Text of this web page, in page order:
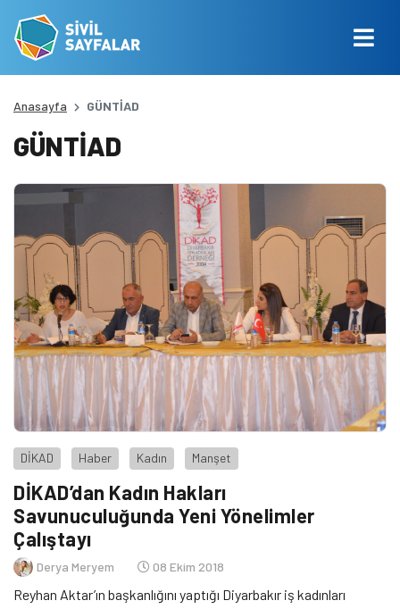
Anasayfa GÜNTİAD
GÜNTİAD
DİKAD Haber Kadın Manşet
DİKAD’dan Kadın Hakları
Savunuculuğunda Yeni Yönelimler
Çalıştayı
Derya Meryem 08 Ekim 2018
Reyhan Aktar’ın başkanlığını yaptığı Diyarbakır iş kadınları